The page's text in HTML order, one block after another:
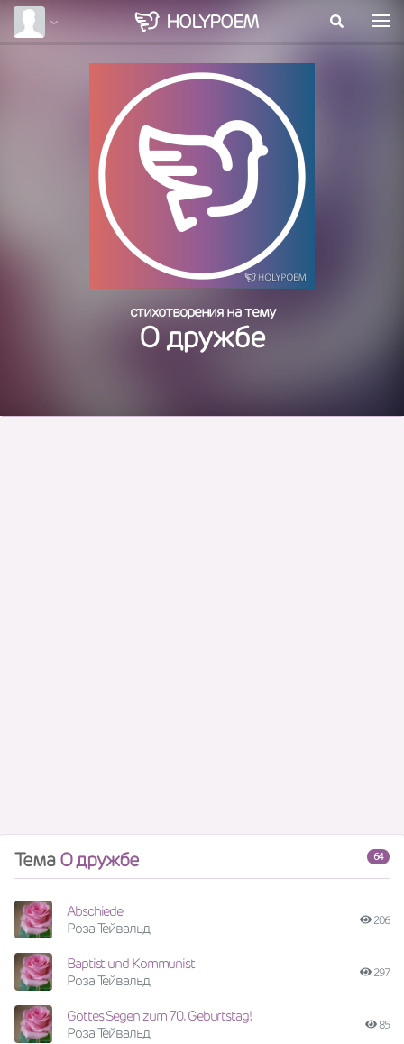
HOLYPOEM
стихотворения на тему
О дружбе
ТемаО дружбе 64
Abschiede
Роза Тейвальд
206
Baptist und Kommunist
Роза Тейвальд
297
Gottes Segen zum 70. Geburtstag!
Роза Тейвальд
85